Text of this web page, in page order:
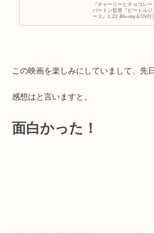
『チャーリーとチョコレ
バートン監督『ビートルジ
ース』1.22 Blu-ray＆DVD
この映画を楽しみにしていまして、先
感想はと言いますと。
面白かった！